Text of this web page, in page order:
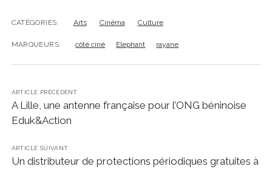
CATÉGORIES: Arts Cinéma Culture
MARQUEURS: côté ciné Elephant rayane
ARTICLE PRÉCÉDENT
A Lille, une antenne française pour l’ONG béninoise
Eduk&Action
ARTICLE SUIVANT
Un distributeur de protections périodiques gratuites à